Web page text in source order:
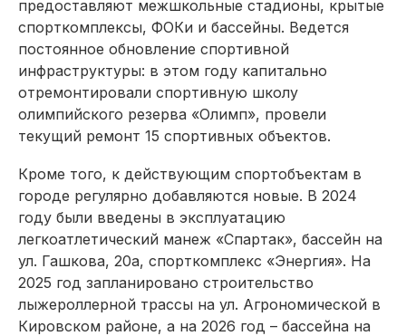
предоставляют межшкольные стадионы, крытые
спорткомп­лексы, ФОКи и бассейны. Ведется
постоянное обновление спортивной
инфраструктуры: в этом году капитально
отремонтировали спортивную школу
олимпийского резерва «Олимп», провели
текущий ремонт 15 спортивных объектов.
Кроме того, к действующим спортобъектам в
городе регулярно добавляются новые. В 2024
году были введены в эксплуатацию
легкоатлетический манеж «Спартак», бассейн на
ул. Гашкова, 20а, спорткомп­лекс «Энергия». На
2025 год запланировано строительство
лыжероллерной трассы на ул. Агрономической в
Кировском районе, а на 2026 год – бассейна на